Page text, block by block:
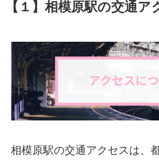
【１】相模原駅の交通ア
相模原駅の交通アクセスは、